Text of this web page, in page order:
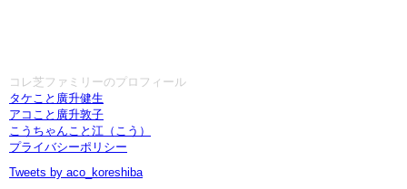
コレ芝ファミリーのプロフィール
タケこと廣升健生
アコこと廣升敦子
こうちゃんこと江（こう）
プライバシーポリシー
Tweets by aco_koreshiba